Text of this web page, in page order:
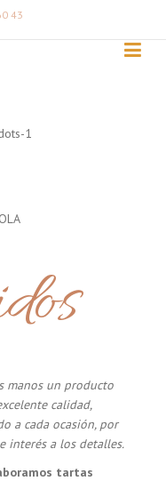
43
manos un producto
calidad,
a cada ocasión, por
interés a los detalles.
tartas